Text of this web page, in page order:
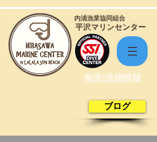
​平沢マリンセンター
​内浦漁業協同組合
海況･生物情報
ブログ